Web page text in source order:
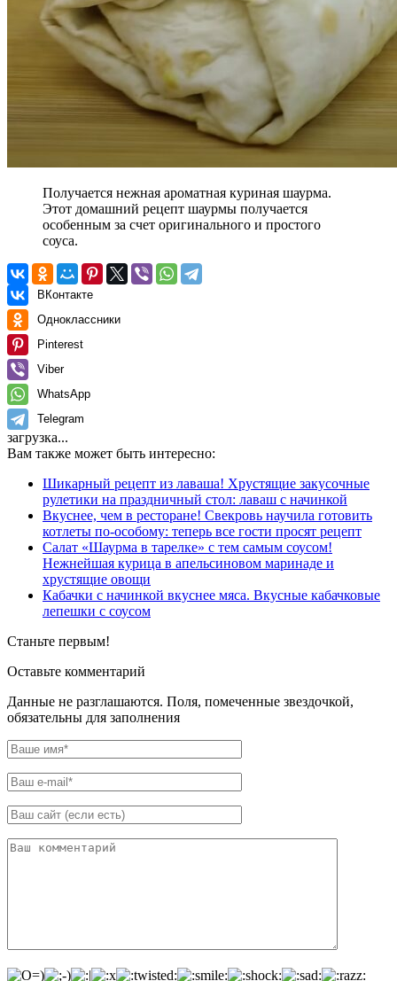
Получается нежная ароматная куриная шаурма.
Этот домашний рецепт шаурмы получается
особенным за счет оригинального и простого
соуса.
ВКонтакте
Одноклассники
Pinterest
Viber
WhatsApp
Telegram
загрузка...
Вам также может быть интересно:
Шикарный рецепт из лаваша! Хрустящие закусочные
рулетики на праздничный стол: лаваш с начинкой
Вкуснее, чем в ресторане! Свекровь научила готовить
котлеты по-особому: теперь все гости просят рецепт
Салат «Шаурма в тарелке» с тем самым соусом!
Нежнейшая курица в апельсиновом маринаде и
хрустящие овощи
Кабачки с начинкой вкуснее мяса. Вкусные кабачковые
лепешки с соусом
Станьте первым!
Оставьте комментарий
Данные не разглашаются. Поля, помеченные звездочкой,
обязательны для заполнения